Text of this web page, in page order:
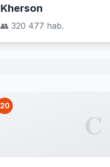
Kherson
👥 320 477 hab.
20
C